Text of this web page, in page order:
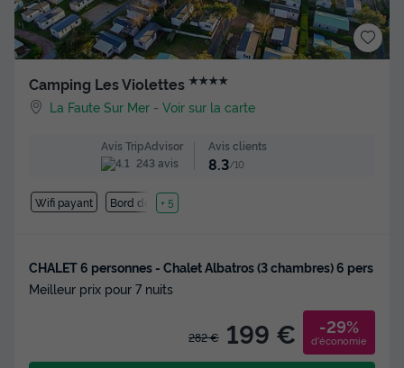
Camping Les Violettes ★★★★
La Faute Sur Mer -Voir sur la carte
Avis TripAdvisor
243 avis
Avis clients
8.3/10
Wifi payant Bord de mer
+ 5
CHALET 6 personnes - Chalet Albatros (3 chambres) 6 pers
Meilleur prix pour 7 nuits
282 € 199 € -29%
d'économie